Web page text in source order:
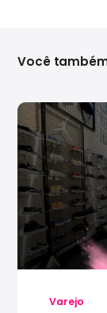
Varejo
Você